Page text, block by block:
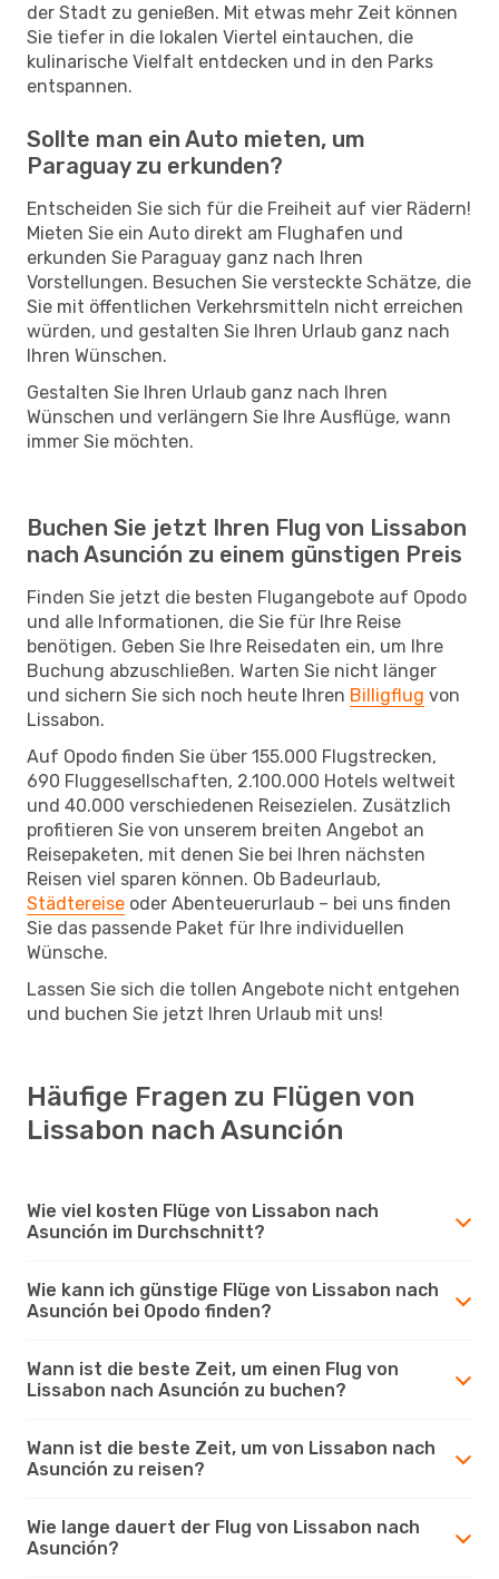
der Stadt zu genießen. Mit etwas mehr Zeit können
Sie tiefer in die lokalen Viertel eintauchen, die
kulinarische Vielfalt entdecken und in den Parks
entspannen.
Sollte man ein Auto mieten, um
Paraguay zu erkunden?
Entscheiden Sie sich für die Freiheit auf vier Rädern!
Mieten Sie ein Auto direkt am Flughafen und
erkunden Sie Paraguay ganz nach Ihren
Vorstellungen. Besuchen Sie versteckte Schätze, die
Sie mit öffentlichen Verkehrsmitteln nicht erreichen
würden, und gestalten Sie Ihren Urlaub ganz nach
Ihren Wünschen.
Gestalten Sie Ihren Urlaub ganz nach Ihren
Wünschen und verlängern Sie Ihre Ausflüge, wann
immer Sie möchten.
Buchen Sie jetzt Ihren Flug von Lissabon
nach Asunción zu einem günstigen Preis
Finden Sie jetzt die besten Flugangebote auf Opodo
und alle Informationen, die Sie für Ihre Reise
benötigen. Geben Sie Ihre Reisedaten ein, um Ihre
Buchung abzuschließen. Warten Sie nicht länger
und sichern Sie sich noch heute Ihren Billigflug von
Lissabon.
Auf Opodo finden Sie über 155.000 Flugstrecken,
690 Fluggesellschaften, 2.100.000 Hotels weltweit
und 40.000 verschiedenen Reisezielen. Zusätzlich
profitieren Sie von unserem breiten Angebot an
Reisepaketen, mit denen Sie bei Ihren nächsten
Reisen viel sparen können. Ob Badeurlaub,
Städtereise oder Abenteuerurlaub – bei uns finden
Sie das passende Paket für Ihre individuellen
Wünsche.
Lassen Sie sich die tollen Angebote nicht entgehen
und buchen Sie jetzt Ihren Urlaub mit uns!
Häufige Fragen zu Flügen von
Lissabon nach Asunción
Wie viel kosten Flüge von Lissabon nach
Asunción im Durchschnitt?
Wie kann ich günstige Flüge von Lissabon nach
Asunción bei Opodo finden?
Wann ist die beste Zeit, um einen Flug von
Lissabon nach Asunción zu buchen?
Wann ist die beste Zeit, um von Lissabon nach
Asunción zu reisen?
Wie lange dauert der Flug von Lissabon nach
Asunción?